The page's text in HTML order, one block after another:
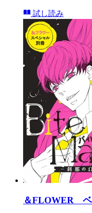
試し読み
＆FLOWER ベ